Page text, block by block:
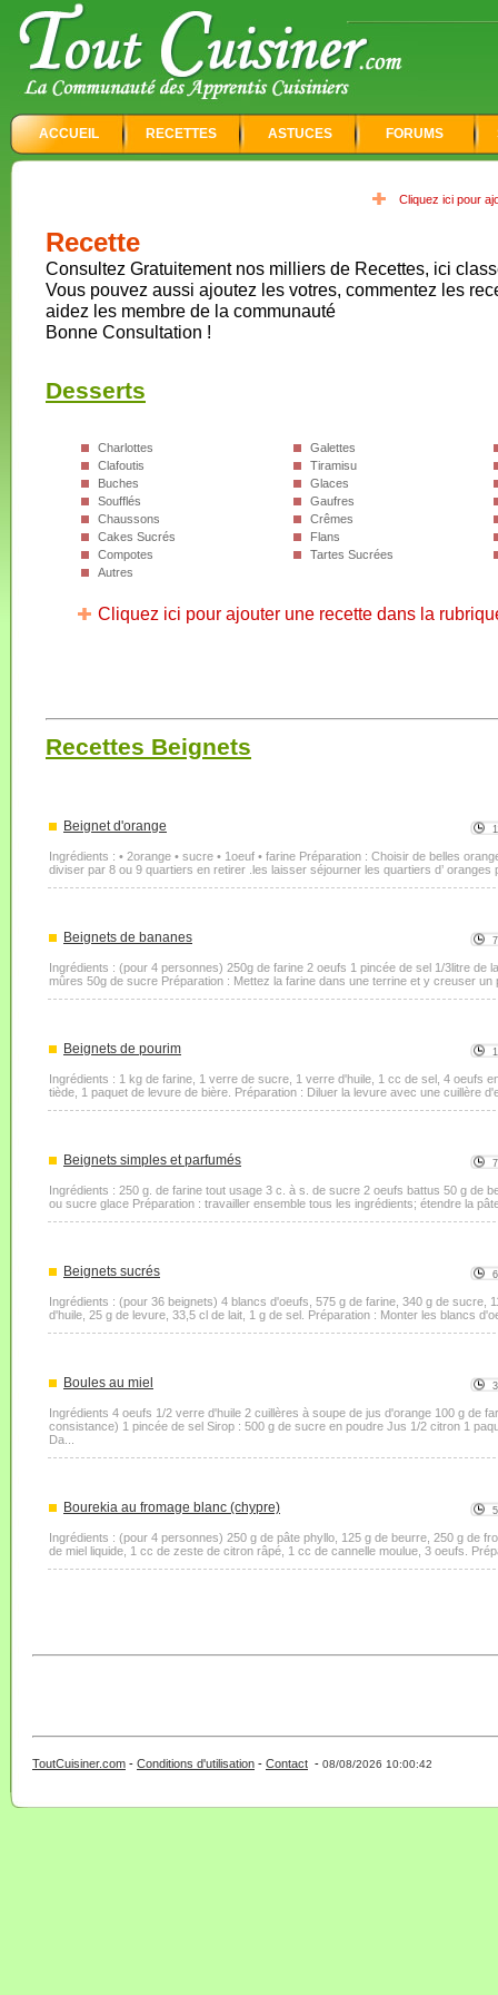
ACCUEIL RECETTES ASTUCES FORUMS
Cliquez ici pour
Recette
Consultez Gratuitement nos milliers de Recettes, ici
Vous pouvez aussi ajoutez les votres, commentez les
aidez les membre de la communauté
Bonne Consultation !
Desserts
Charlottes
Galettes
Clafoutis
Tiramisu
Buches
Glaces
Soufflés
Gaufres
Chaussons
Crêmes
Cakes Sucrés
Flans
Compotes
Tartes Sucrées
Autres
Cliquez ici pour ajouter une recette dans la
Recettes Beignets
Beignet d'orange
Ingrédients : • 2orange • sucre • 1oeuf • farine Préparation : Choisir de belles
diviser par 8 ou 9 quartiers en retirer .les laisser séjourner les quartiers d’ oranges
Beignets de bananes
Ingrédients : (pour 4 personnes) 250g de farine 2 oeufs 1 pincée de sel 1/3litre de
mûres 50g de sucre Préparation : Mettez la farine dans une terrine et y creuser
Beignets de pourim
Ingrédients : 1 kg de farine, 1 verre de sucre, 1 verre d'huile, 1 cc de sel, 4 oeufs
tiède, 1 paquet de levure de bière. Préparation : Diluer la levure avec une cuillère
Beignets simples et parfumés
Ingrédients : 250 g. de farine tout usage 3 c. à s. de sucre 2 oeufs battus 50 g de
ou sucre glace Préparation : travailler ensemble tous les ingrédients; étendre la
Beignets sucrés
Ingrédients : (pour 36 beignets) 4 blancs d'oeufs, 575 g de farine, 340 g de sucre,
d'huile, 25 g de levure, 33,5 cl de lait, 1 g de sel. Préparation : Monter les blancs
Boules au miel
Ingrédients 4 oeufs 1/2 verre d'huile 2 cuillères à soupe de jus d'orange 100 g de
consistance) 1 pincée de sel Sirop : 500 g de sucre en poudre Jus 1/2 citron 1
Da...
Bourekia au fromage blanc (chypre)
Ingrédients : (pour 4 personnes) 250 g de pâte phyllo, 125 g de beurre, 250 g de
de miel liquide, 1 cc de zeste de citron râpé, 1 cc de cannelle moulue, 3 oeufs.
ToutCuisiner.com - Conditions d'utilisation - Contact - 08/08/2026 10:00:42